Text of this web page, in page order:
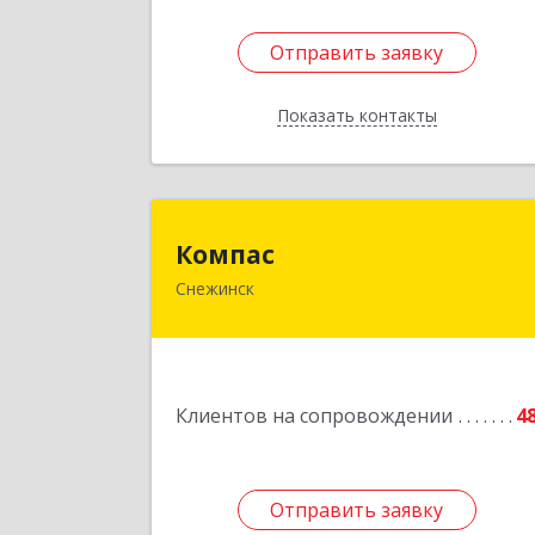
Отправить заявку
Показать контакты
Отправить заявку
Назад
Компас
Снежинск
Клиентов на сопровождении
Отправить заявку
456776, Челябинская обл, Снежинск г,
Отправить заявку